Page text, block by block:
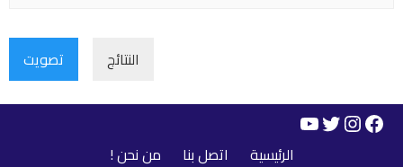
النتائج تصويت
Facebook
Instagram
Twitter
YouTube
الرئيسية اتصل بنا من نحن !